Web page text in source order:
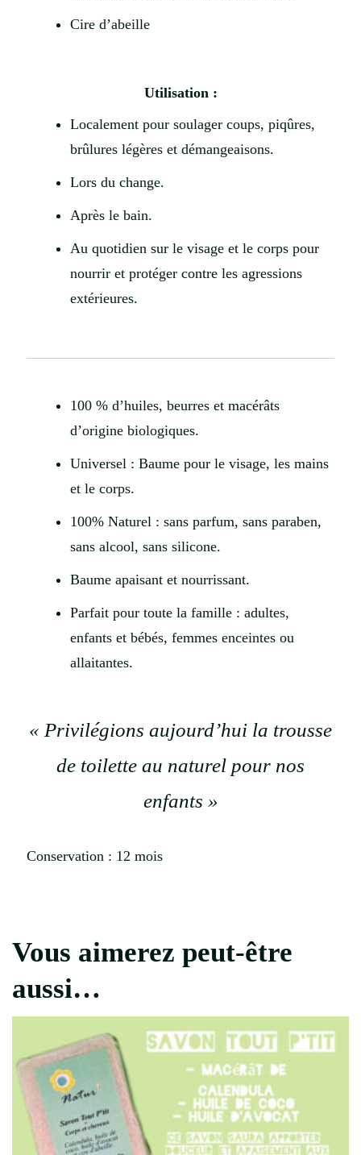
Cire d’abeille
Utilisation :
Localement pour soulager coups, piqûres,
brûlures légères et démangeaisons.
Lors du change.
Après le bain.
Au quotidien sur le visage et le corps pour
nourrir et protéger contre les agressions
extérieures.
100 % d’huiles, beurres et macérâts
d’origine biologiques.
Universel : Baume pour le visage, les mains
et le corps.
100% Naturel : sans parfum, sans paraben,
sans alcool, sans silicone.
Baume apaisant et nourrissant.
Parfait pour toute la famille : adultes,
enfants et bébés, femmes enceintes ou
allaitantes.
« Privilégions aujourd’hui la trousse
de toilette au naturel pour nos
enfants »
Conservation : 12 mois
Vous aimerez peut-être
aussi…